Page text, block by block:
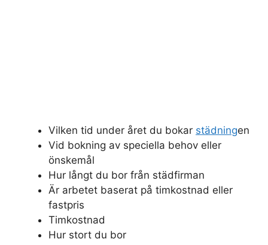
Vilken tid under året du bokar städningen
Vid bokning av speciella behov eller
önskemål
Hur långt du bor från städfirman
Är arbetet baserat på timkostnad eller
fastpris
Timkostnad
Hur stort du bor